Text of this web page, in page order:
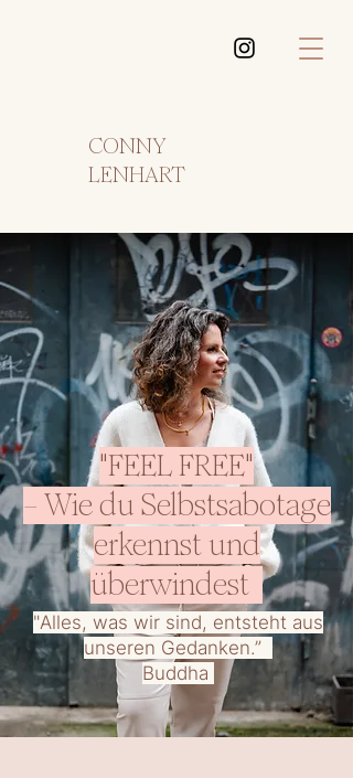
CONNY
LENHART
"FEEL FREE"
– Wie du Selbstsabotage
erkennst und
überwindest
"Alles, was wir sind, entsteht aus
unseren Gedanken.”
Buddha